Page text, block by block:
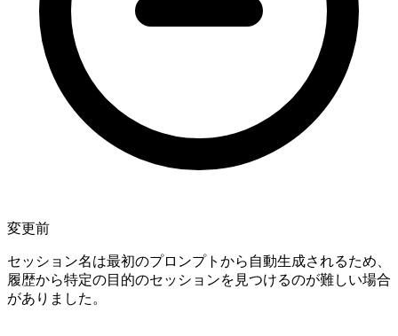
変更前
セッション名は最初のプロンプトから自動生成されるため、
履歴から特定の目的のセッションを見つけるのが難しい場合
がありました。